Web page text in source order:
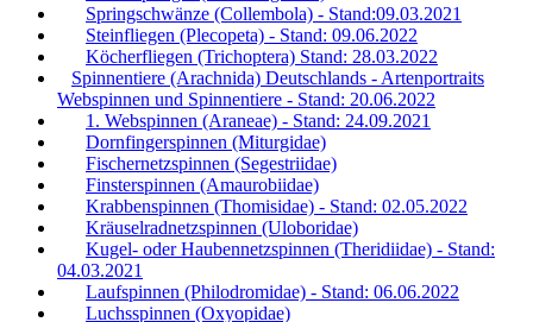
Springschwänze (Collembola) - Stand:09.03.2021
Steinfliegen (Plecopeta) - Stand: 09.06.2022
Köcherfliegen (Trichoptera) Stand: 28.03.2022
Spinnentiere (Arachnida) Deutschlands - Artenportraits
Webspinnen und Spinnentiere - Stand: 20.06.2022
1. Webspinnen (Araneae) - Stand: 24.09.2021
Dornfingerspinnen (Miturgidae)
Fischernetzspinnen (Segestriidae)
Finsterspinnen (Amaurobiidae)
Krabbenspinnen (Thomisidae) - Stand: 02.05.2022
Kräuselradnetzspinnen (Uloboridae)
Kugel- oder Haubennetzspinnen (Theridiidae) - Stand:
04.03.2021
Laufspinnen (Philodromidae) - Stand: 06.06.2022
Luchsspinnen (Oxyopidae)